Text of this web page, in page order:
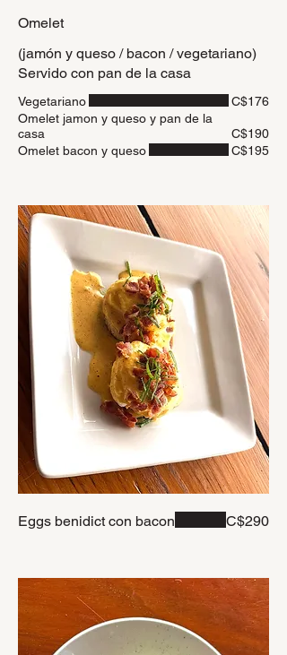
Omelet
(jamón y queso / bacon / vegetariano)
Servido con pan de la casa
Vegetariano
C$176
Omelet jamon y queso y pan de la
casa
C$190
Omelet bacon y queso
C$195
Eggs benidict con bacon C$290